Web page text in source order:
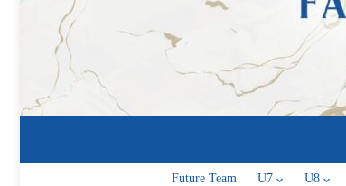
Future Team U7 U8